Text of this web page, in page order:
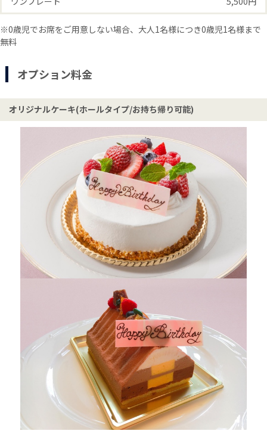
※0歳児でお席をご用意しない場合、大人1名様につき0歳児1名様まで
無料
オプション料金
オリジナルケーキ(ホールタイプ/お持ち帰り可能)